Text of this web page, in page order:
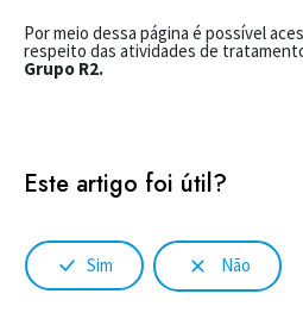
Por meio dessa página é possível
respeito das atividades de
Grupo R2.
Este artigo foi útil?
Sim Não